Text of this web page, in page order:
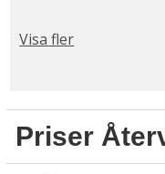
Visa fler
Priser